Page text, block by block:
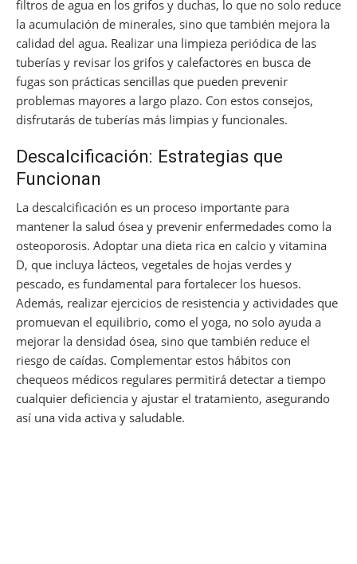
filtros de agua en los grifos y duchas, lo que no solo reduce
la acumulación de minerales, sino que también mejora la
calidad del agua. Realizar una limpieza periódica de las
tuberías y revisar los grifos y calefactores en busca de
fugas son prácticas sencillas que pueden prevenir
problemas mayores a largo plazo. Con estos consejos,
disfrutarás de tuberías más limpias y funcionales.
Descalcificación: Estrategias que
Funcionan
La descalcificación es un proceso importante para
mantener la salud ósea y prevenir enfermedades como la
osteoporosis. Adoptar una dieta rica en calcio y vitamina
D, que incluya lácteos, vegetales de hojas verdes y
pescado, es fundamental para fortalecer los huesos.
Además, realizar ejercicios de resistencia y actividades que
promuevan el equilibrio, como el yoga, no solo ayuda a
mejorar la densidad ósea, sino que también reduce el
riesgo de caídas. Complementar estos hábitos con
chequeos médicos regulares permitirá detectar a tiempo
cualquier deficiencia y ajustar el tratamiento, asegurando
así una vida activa y saludable.